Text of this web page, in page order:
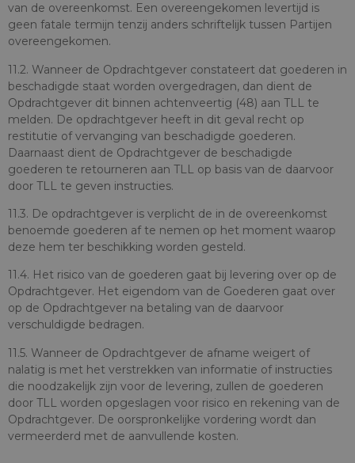
van de overeenkomst. Een overeengekomen levertijd is
geen fatale termijn tenzij anders schriftelijk tussen Partijen
overeengekomen.
11.2. Wanneer de Opdrachtgever constateert dat goederen in
beschadigde staat worden overgedragen, dan dient de
Opdrachtgever dit binnen achtenveertig (48) aan TLL te
melden. De opdrachtgever heeft in dit geval recht op
restitutie of vervanging van beschadigde goederen.
Daarnaast dient de Opdrachtgever de beschadigde
goederen te retourneren aan TLL op basis van de daarvoor
door TLL te geven instructies.
11.3. De opdrachtgever is verplicht de in de overeenkomst
benoemde goederen af te nemen op het moment waarop
deze hem ter beschikking worden gesteld.
11.4. Het risico van de goederen gaat bij levering over op de
Opdrachtgever. Het eigendom van de Goederen gaat over
op de Opdrachtgever na betaling van de daarvoor
verschuldigde bedragen.
11.5. Wanneer de Opdrachtgever de afname weigert of
nalatig is met het verstrekken van informatie of instructies
die noodzakelijk zijn voor de levering, zullen de goederen
door TLL worden opgeslagen voor risico en rekening van de
Opdrachtgever. De oorspronkelijke vordering wordt dan
vermeerderd met de aanvullende kosten.